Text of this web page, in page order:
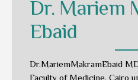
Dr. Mariem
Ebaid
Dr.MariemMakramEbaid